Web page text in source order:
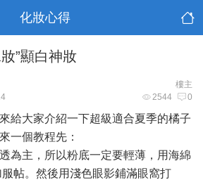
化妝心得
”顯白神妝
樓主
2544 0
給大家介紹一下超級適合夏季的橘子
一個教程先：
為主，所以粉底一定要輕薄，用海綿
帖。然後用淺色眼影鋪滿眼窩打